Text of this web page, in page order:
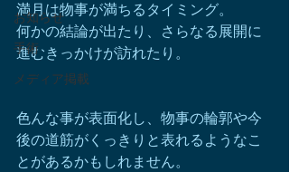
お知らせ
手術
メディア掲載
満月は物事が満ちるタイミング。
何かの結論が出たり、さらなる展開に
進むきっかけが訪れたり。
色んな事が表面化し、物事の輪郭や今
後の道筋がくっきりと表れるようなこ
とがあるかもしれません。